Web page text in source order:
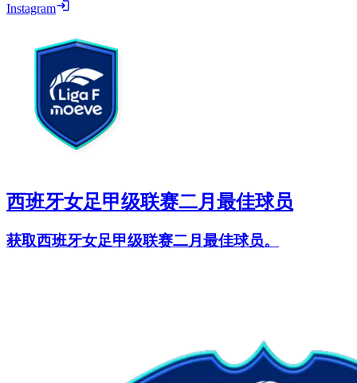
Instagram
西班牙女足甲级联赛二月最佳球员
获取西班牙女足甲级联赛二月最佳球员。